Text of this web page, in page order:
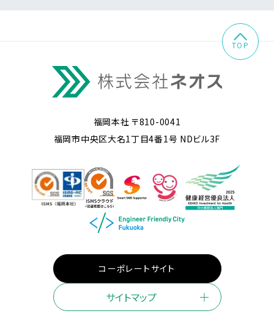
福岡本社 〒810-0041
福岡市中央区大名1丁目4番1号 NDビル3F
コーポレートサイト
サイトマップ
TOP